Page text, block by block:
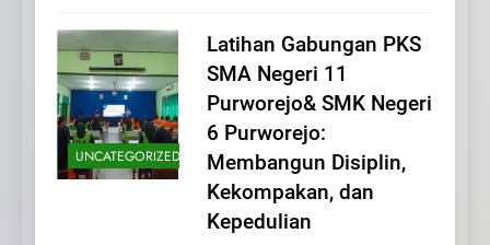
UNCATEGORIZED
Latihan Gabungan PKS
SMA Negeri 11
Purworejo& SMK Negeri
6 Purworejo:
Membangun Disiplin,
Kekompakan, dan
Kepedulian